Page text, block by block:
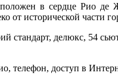
в сердце Рио
от исторической
стандарт, делюкс, 54
телефон, доступ в